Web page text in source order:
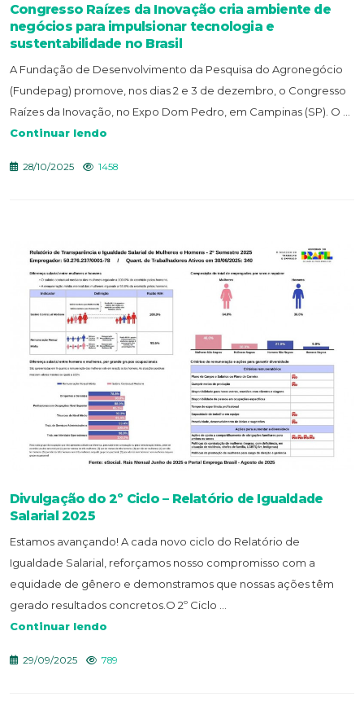
Congresso Raízes da Inovação cria ambiente de
negócios para impulsionar tecnologia e
sustentabilidade no Brasil
A Fundação de Desenvolvimento da Pesquisa do Agronegócio
(Fundepag) promove, nos dias 2 e 3 de dezembro, o Congresso
Raízes da Inovação, no Expo Dom Pedro, em Campinas (SP). O ...
Continuar lendo
28/10/2025 1458
Divulgação do 2º Ciclo – Relatório de Igualdade
Salarial 2025
Estamos avançando! A cada novo ciclo do Relatório de
Igualdade Salarial, reforçamos nosso compromisso com a
equidade de gênero e demonstramos que nossas ações têm
gerado resultados concretos.O 2º Ciclo ...
Continuar lendo
29/09/2025 789